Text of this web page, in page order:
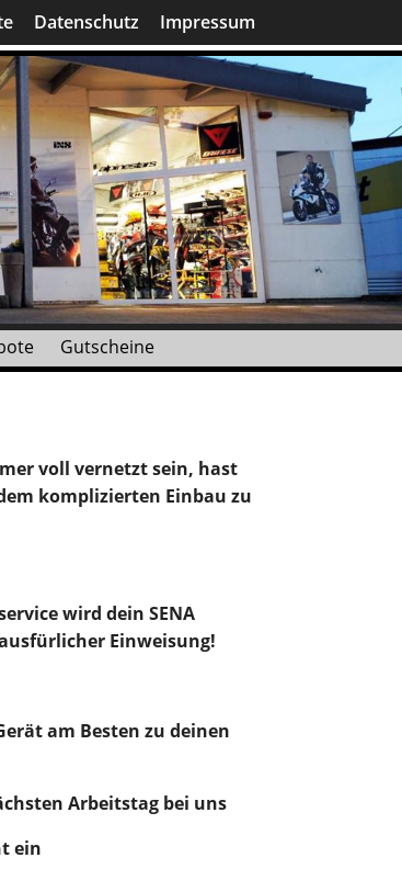
Datenschutz Impressum
Gutscheine
voll vernetzt sein, hast
komplizierten Einbau zu
wird dein SENA
Einweisung!
am Besten zu deinen
Arbeitstag bei uns
ein